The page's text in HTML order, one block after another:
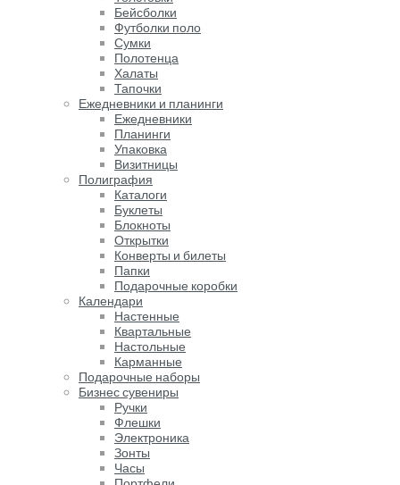
Бейсболки
Футболки поло
Сумки
Полотенца
Халаты
Тапочки
Ежедневники и планинги
Ежедневники
Планинги
Упаковка
Визитницы
Полиграфия
Каталоги
Буклеты
Блокноты
Открытки
Конверты и билеты
Папки
Подарочные коробки
Календари
Настенные
Квартальные
Настольные
Карманные
Подарочные наборы
Бизнес сувениры
Ручки
Флешки
Электроника
Зонты
Часы